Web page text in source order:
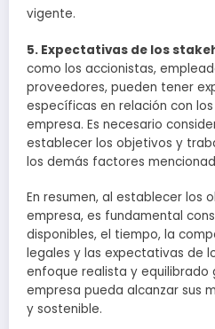
vigente.
5. Expectativas de los
como los accionistas,
proveedores, pueden tener
específicas en relación con
empresa. Es necesario
establecer los objetivos y
los demás factores
En resumen, al establecer los
empresa, es fundamental
disponibles, el tiempo, la
legales y las expectativas de
enfoque realista y equilibrado
empresa pueda alcanzar sus
y sostenible.